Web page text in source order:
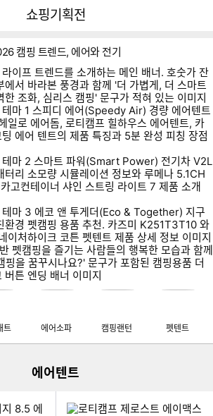
다나와
쇼핑기획전
캠핑 트렌드, 에어와 전기
트 에어소파 캠핑랜턴 펫텐트
에어텐트